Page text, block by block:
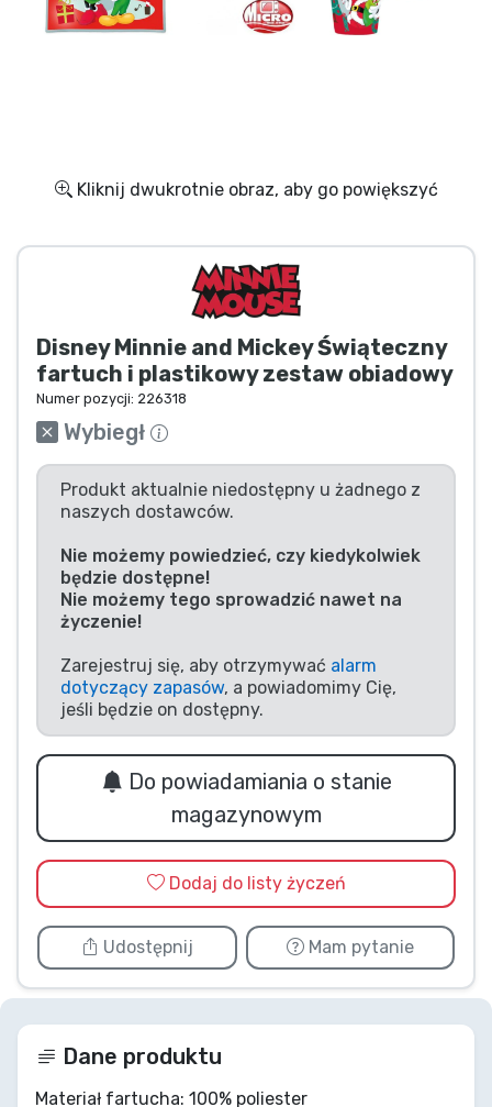
Kliknij dwukrotnie obraz, aby go powiększyć
Disney Minnie and Mickey Świąteczny
fartuch i plastikowy zestaw obiadowy
Numer pozycji: 226318
Wybiegł
Produkt aktualnie niedostępny u żadnego z
naszych dostawców.
Nie możemy powiedzieć, czy kiedykolwiek
będzie dostępne!
Nie możemy tego sprowadzić nawet na
życzenie!
Zarejestruj się, aby otrzymywać alarm
dotyczący zapasów, a powiadomimy Cię,
jeśli będzie on dostępny.
Do powiadamiania o stanie
magazynowym
Dodaj do listy życzeń
Udostępnij Mam pytanie
Dane produktu
Materiał fartucha: 100% poliester
Wspaniałe rzeczy
Rzeczy z anime
Rzeczy dla graczy
Rzeczy sportowe
Rzeczy muzyczne
Typy produktów
Marki